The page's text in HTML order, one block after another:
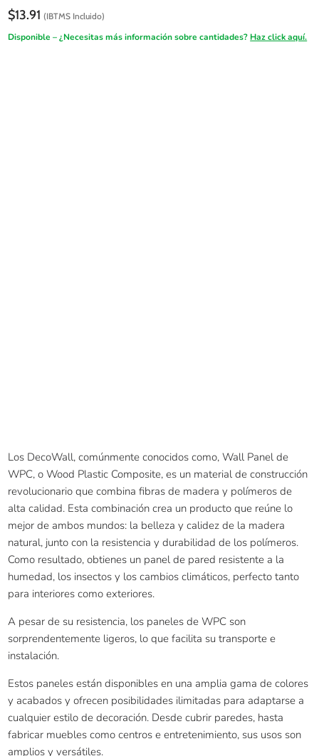
$13.91 (IBTMS Incluido)
Disponible – ¿Necesitas más información sobre cantidades? Haz click aquí.
Los DecoWall, comúnmente conocidos como, Wall Panel de
WPC, o Wood Plastic Composite, es un material de construcción
revolucionario que combina fibras de madera y polímeros de
alta calidad. Esta combinación crea un producto que reúne lo
mejor de ambos mundos: la belleza y calidez de la madera
natural, junto con la resistencia y durabilidad de los polímeros.
Como resultado, obtienes un panel de pared resistente a la
humedad, los insectos y los cambios climáticos, perfecto tanto
para interiores como exteriores.
A pesar de su resistencia, los paneles de WPC son
sorprendentemente ligeros, lo que facilita su transporte e
instalación.
Estos paneles están disponibles en una amplia gama de colores
y acabados y ofrecen posibilidades ilimitadas para adaptarse a
cualquier estilo de decoración. Desde cubrir paredes, hasta
fabricar muebles como centros e entretenimiento, sus usos son
amplios y versátiles.